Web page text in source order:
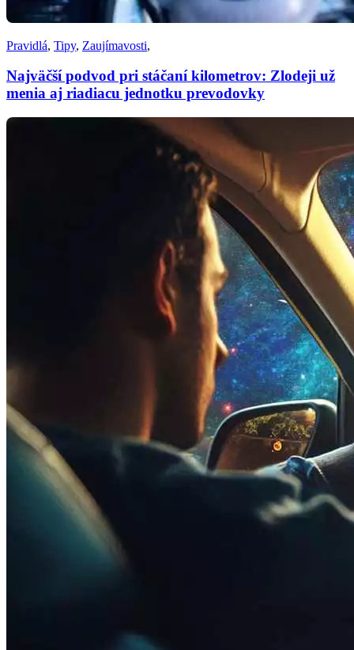
Pravidlá, Tipy, Zaujímavosti,
Najväčší podvod pri stáčaní kilometrov: Zlodeji už
menia aj riadiacu jednotku prevodovky